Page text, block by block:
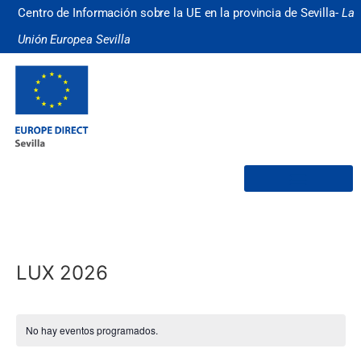
Centro de Información sobre la UE en la provincia de Sevilla- La
Unión Europea Sevilla
LUX 2026
No hay eventos programados.